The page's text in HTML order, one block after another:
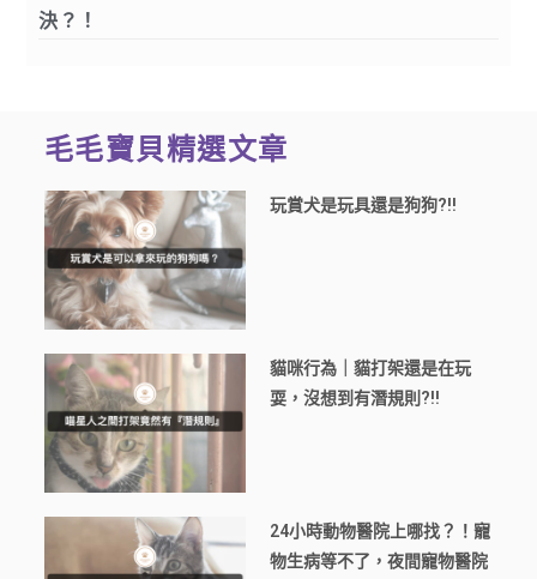
決？！
毛毛寶貝精選文章
玩賞犬是玩具還是狗狗?!!
貓咪行為｜貓打架還是在玩
耍，沒想到有潛規則?!!
24小時動物醫院上哪找？！寵
物生病等不了，夜間寵物醫院